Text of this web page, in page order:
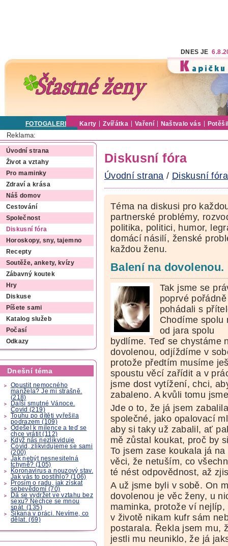
DNES JE
FOTOGALERIE Karty Zvířátka Vaření Naštvalo vás
Reklama:
Úvodní strana
Život a vztahy
Pro maminky
Zdraví a krása
Náš domov
Cestování
Společnost
Diskusní fóra
Horoskopy, sny, tajemno
Recepty
Soutěže, ankety, kvízy
Zábavný koutek
Hry
Diskuse
Píšete sami
Katalog služeb
Počasí
Odkazy
Dnešní téma
Opustit nemocného
manžela? Je mi strašně.
(218)
Další smutné Vánoce.
Covid (219)
Touhu po dítěti vyřešila
podrazem (109)
Odešel k milence a teď se
chce vrátit (112)
Když nás nezlikviduje
Covid, zlikvidujeme se sami
(200)
Jak nebýt nesnesitelná
tchyně? (105)
Koronavirus a nouzový stav.
Jak vás to postihlo? (106)
Prosím o radu, jak získat
sebevědomí (70)
Dá se vydržet ve vztahu bez
sexu? Nechce se mnou
spát. (135)
Šikana v práci. Nevíme, co
dělat. (69)
Diskusní fóra
Úvodní strana / Diskusní fóra
Téma na diskusi pro
partnerské problémy,
politika, politici, humor,
domácí násilí, ženské
každou ženu.
Balení na
Tak jsme se
poprvé pořádně
pohádali s
Chodíme spolu
od jara spolu
bydlíme. Teď se chystáme
dovolenou, odjíždíme v
protože předtím musíme
spoustu věcí zařídit a v
jsme dost vytížení, chci,
zabaleno. A kvůli tomu
Jde o to, že já jsem
společné, jako opalovací
aby si taky už zabalil, ať
mě zůstal koukat, proč by
To jsem zase koukala já
věci, že netuším, co
té nést odpovědnost, až
A už jsme byli v sobě. On
dovolenou je věc ženy, u
maminka, protože ví
v životě nikam kufr sám
postarala. Řekla jsem mu,
jestli mu neuniklo, že já